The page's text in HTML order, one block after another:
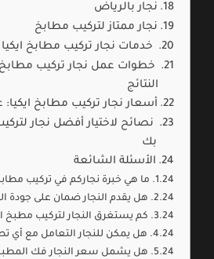
نجار بالرياض
نجار ممتاز لتركيب مطابخ
خدمات نجار تركيب مطابخ
خطوات عمل نجار تركيب
النتائج
أسعار نجار تركيب مطابخ ايكيا:
نصائح لاختيار أفضل نجار
بك
الأسئلة الشائعة
ما هي خبرة نجاركم في تركيب
هل يقدم النجار ضمان على جودة
كم يستغرق النجار لتركيب مطبخ
هل يمكن للنجار التعامل مع أي
هل يشمل سعر النجار فك